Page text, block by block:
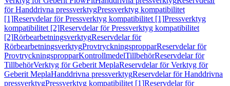
för Handdrivna pressverktygPressverktyg kompatibilitet
[1]Reservdelar för Pressverktyg kompatibilitet [1]Pressverktyg
kompatibilitet [2]Reservdelar för Pressverktyg kompatibilitet
[2]RörbearbetningsverktygReservdelar för
RörbearbetningsverktygProvtryckningspropparReservdelar för
ProvtryckningspropparKontrollmedelTillbehörReservdelar för
TillbehörVerktyg för Geberit MeplaReservdelar för Verktyg för
Geberit MeplaHanddrivna pressverktygReservdelar för Handdrivna
pressverktygPressverktyg kompatibilitet [1]Reservdelar för